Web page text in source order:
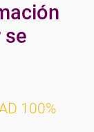
se
100%